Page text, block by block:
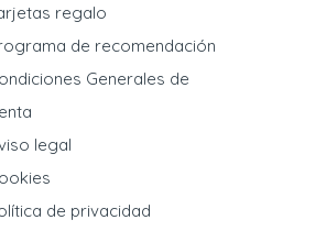
regalo
de recomendación
Generales de
legal
de privacidad